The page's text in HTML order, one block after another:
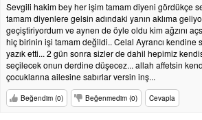
Sevgili hakim bey her işim tamam diyeni gördükçe
tamam diyenlere gelsin adındaki yanın aklıma
geçiştiriyordum ve aynen de öyle oldu kim ağzını
hiç birinin işi tamam değildi.. Celal Ayrancı kendine
yazık etti... 2 gün sonra sizler de dahil hepimiz
seçilecek onun derdine düşecez... allah affetsin
çocuklarına ailesine sabırlar versin inş...
Beğendim (0) Beğenmedim (0) Cevapla